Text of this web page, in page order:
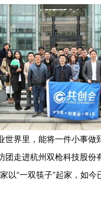
世界里，能将一件小事做
团走进杭州双枪科技股份
以“一双筷子”起家，如